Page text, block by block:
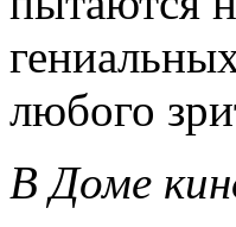
любого
В Доме